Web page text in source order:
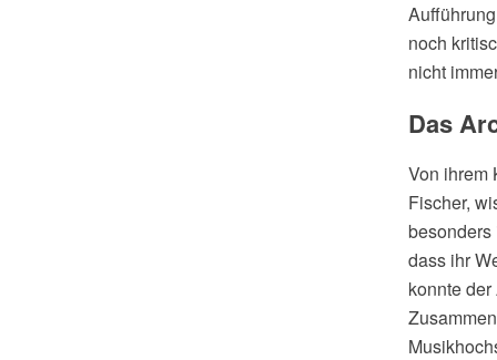
noch
nicht
Das
Von ihrem
Fischer,
besonders
dass ihr
konnte